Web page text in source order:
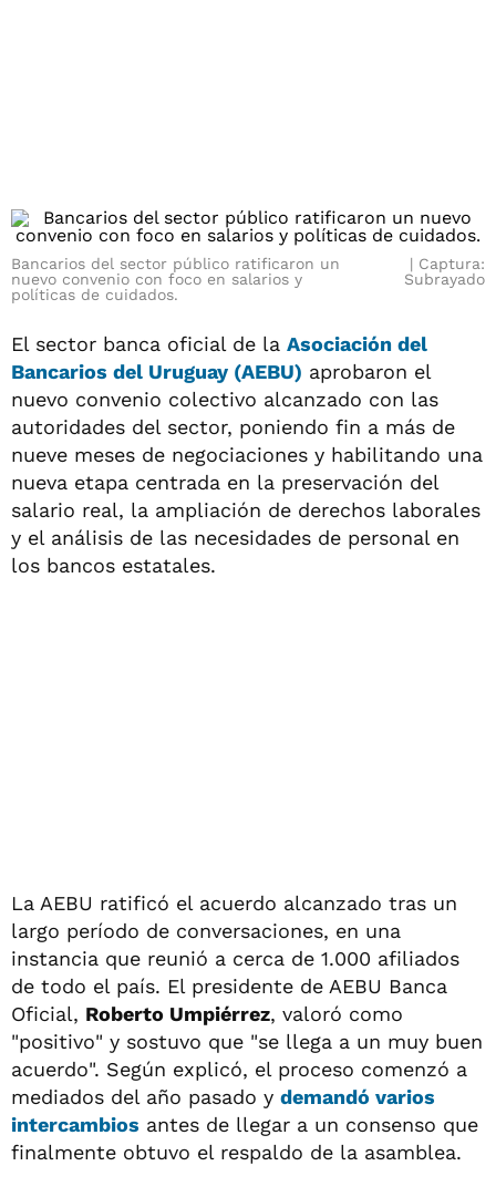
Bancarios del sector público ratificaron un
nuevo convenio con foco en salarios y
políticas de cuidados.
Captura:
Subrayado
El sector banca oficial de la Asociación del
Bancarios del Uruguay (AEBU) aprobaron el
nuevo convenio colectivo alcanzado con las
autoridades del sector, poniendo fin a más de
nueve meses de negociaciones y habilitando una
nueva etapa centrada en la preservación del
salario real, la ampliación de derechos laborales
y el análisis de las necesidades de personal en
los bancos estatales.
La AEBU ratificó el acuerdo alcanzado tras un
largo período de conversaciones, en una
instancia que reunió a cerca de 1.000 afiliados
de todo el país. El presidente de AEBU Banca
Oficial, Roberto Umpiérrez, valoró como
"positivo" y sostuvo que "se llega a un muy buen
acuerdo". Según explicó, el proceso comenzó a
mediados del año pasado y demandó varios
intercambios antes de llegar a un consenso que
finalmente obtuvo el respaldo de la asamblea.